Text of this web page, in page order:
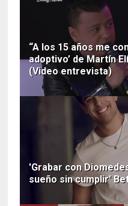
“A los 15 años me
adoptivo’ de Martín
(Video entrevista)
'Grabar con
sueño sin cumplir'